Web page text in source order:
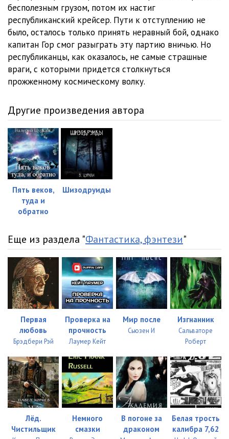
Звезды в прицеле - 13
Звезды в прицеле - 14 20:05
Звезды в прицеле - 15 18:10
Звезды в прицеле - 16
Звезды в прицеле - 17
Звезды в прицеле - 18
Звезды в прицеле - 19
Звезды в прицеле - 20
Звезды в прицеле - 21
Звезды в прицеле - 22
бесполезным грузом, потом их настиг
республиканский крейсер. Пути к отступлению не
было, осталось только принять неравный бой, однако
капитан Гор смог разыграть эту партию вничью. Но
республиканцы, как оказалось, не самые страшные
враги, с которыми придется столкнуться
прожженному космическому волку.
Другие произведения автора
Пять веков,
туда и
обратно
Шизодруиды
Еще из раздела "Фантастика, фэнтези"
Первая
любовь
Брэдбери Рэй
Проверка на
прочность
Лаумер Кейт
Мир после
Сьюзен И
Изгнанник
Сальваторе
Роберт
Лёд.
Чистильщик
Немного
смазки
В погоне за
драконом
Белая трость
калибра 7,62